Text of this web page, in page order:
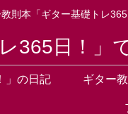
則本「ギター基礎トレ
365日！」
」の日記 ギター